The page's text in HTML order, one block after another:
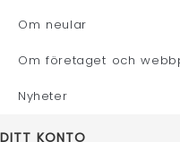
Om neular
Om företaget och
Nyheter
DITT KONTO